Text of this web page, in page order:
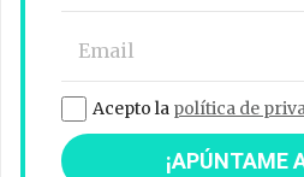
Acepto la política de